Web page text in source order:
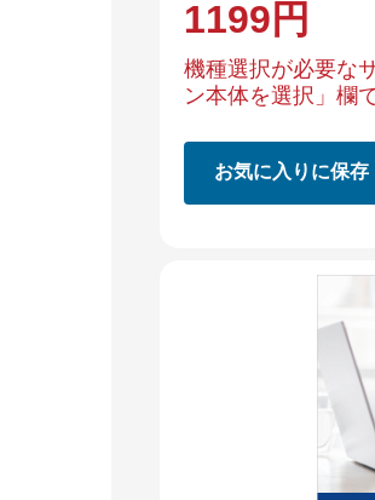
1199 円
機種選択が必要な
ン本体を選択」欄
お気に入りに保存